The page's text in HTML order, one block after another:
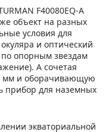
F40080EQ-A
объект на разных
условия для
и оптический
по опорным звездам
А сочетая
мм и оборачивающую
прибор для наземных
экваториальной